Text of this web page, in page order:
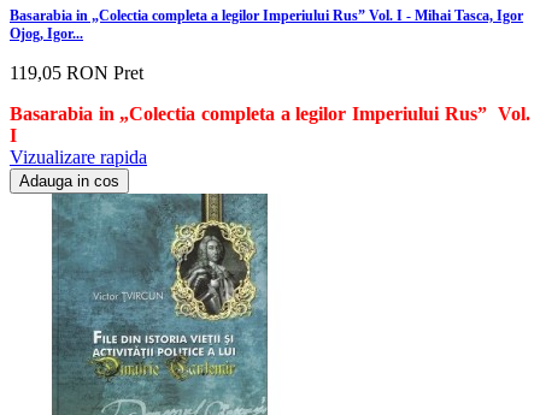
Basarabia in „Colectia completa a legilor Imperiului Rus” Vol. I - Mihai Tasca, Igor
Ojog, Igor...
119,05 RON Pret
Basarabia in „Colectia completa a legilor Imperiului Rus” Vol.
I
Vizualizare rapida
Adauga in cos